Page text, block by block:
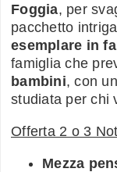
Foggia, per
pacchetto
esemplare in
famiglia che
bambini, con
studiata per chi
Offerta 2 o 3
Mezza